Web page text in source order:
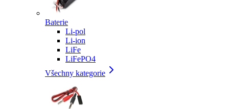
Baterie
Li-pol
Li-ion
LiFe
LiFePO4
Všechny kategorie